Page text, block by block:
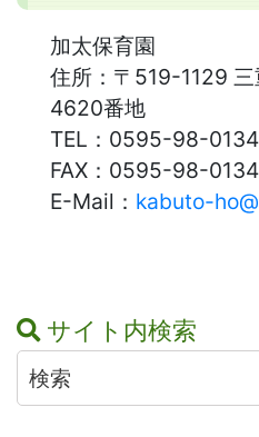
加太保育園
住所： 〒519-1129
4620番地
TEL： 0595-98-0134
FAX： 0595-98-0134
E-Mail： kabuto-
サイト内検索